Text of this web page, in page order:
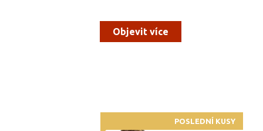
Objevit více
POSLEDNÍ KUSY